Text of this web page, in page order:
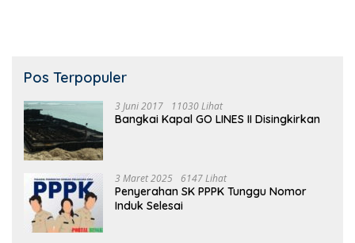
Pos Terpopuler
3 Juni 2017 11030 Lihat
Bangkai Kapal GO LINES II Disingkirkan
3 Maret 2025 6147 Lihat
Penyerahan SK PPPK Tunggu Nomor
Induk Selesai